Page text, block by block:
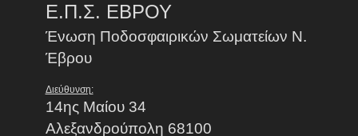
Ε.Π.Σ. ΕΒΡΟΥ
Ένωση Ποδοσφαιρικών Σωματείων Ν.
Έβρου
Διεύθυνση:
14ης Μαίου 34
Αλεξανδρούπολη 68100